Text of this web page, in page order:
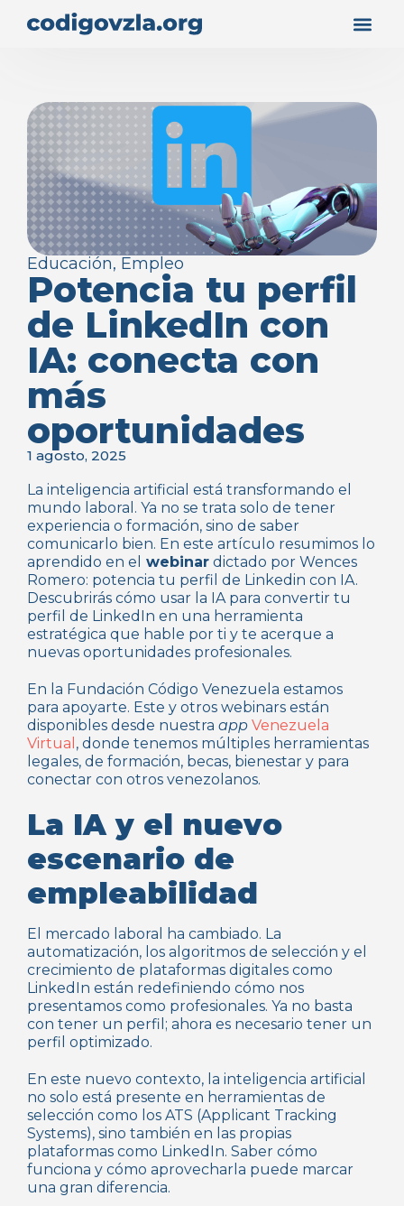
Educación, Empleo
Potencia tu perfil
de LinkedIn con
IA: conecta con
más
oportunidades
1 agosto, 2025
La inteligencia artificial está transformando el
mundo laboral. Ya no se trata solo de tener
experiencia o formación, sino de saber
comunicarlo bien. En este artículo resumimos lo
aprendido en el webinar dictado por Wences
Romero: potencia tu perfil de Linkedin con IA.
Descubrirás cómo usar la IA para convertir tu
perfil de LinkedIn en una herramienta
estratégica que hable por ti y te acerque a
nuevas oportunidades profesionales.
En la Fundación Código Venezuela estamos
para apoyarte. Este y otros webinars están
disponibles desde nuestra app Venezuela
Virtual , donde tenemos múltiples herramientas
legales, de formación, becas, bienestar y para
conectar con otros venezolanos.
La IA y el nuevo
escenario de
empleabilidad
El mercado laboral ha cambiado. La
automatización, los algoritmos de selección y el
crecimiento de plataformas digitales como
LinkedIn están redefiniendo cómo nos
presentamos como profesionales. Ya no basta
con tener un perfil; ahora es necesario tener un
perfil optimizado.
En este nuevo contexto, la inteligencia artificial
no solo está presente en herramientas de
selección como los ATS (Applicant Tracking
Systems), sino también en las propias
plataformas como LinkedIn. Saber cómo
funciona y cómo aprovecharla puede marcar
una gran diferencia.